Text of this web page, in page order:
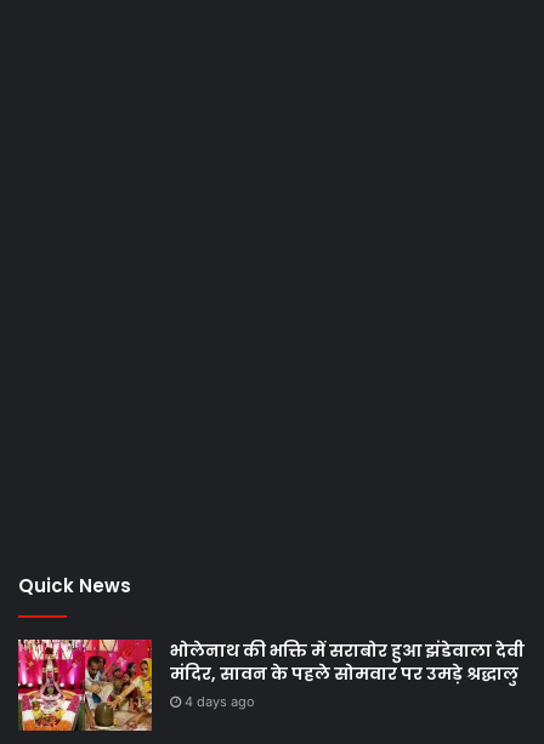
Quick News
भोलेनाथ की भक्ति में सराबोर हुआ झंडेवाला देवी
मंदिर, सावन के पहले सोमवार पर उमड़े श्रद्धालु
4 days ago